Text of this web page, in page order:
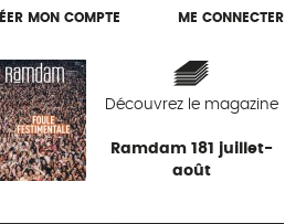
MON COMPTE ME CONNECTER
Découvrez le magazine
Ramdam 181 juillet-
août
MON COMPTE ME CONNECTER
EXPOS